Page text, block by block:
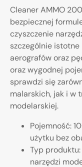
Cleaner AMMO
bezpiecznej
czyszczenie
szczególnie
aerografów oraz
oraz wygodnej
sprawdzi się
malarskich, jak i w
modelarskiej.
Pojemność:
użytku bez
Typ
narzędzi